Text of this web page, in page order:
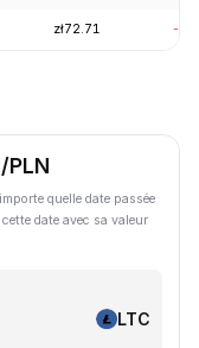
zł72.71 -
PLN
quelle date passée
date avec sa valeur
LTC